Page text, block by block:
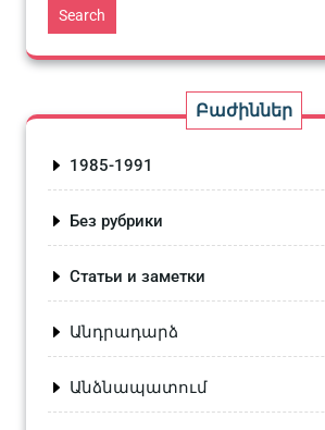
Search
Բաժիններ
1985-1991
Без рубрики
Статьи и заметки
Անդրադարձ
Անձնապատում